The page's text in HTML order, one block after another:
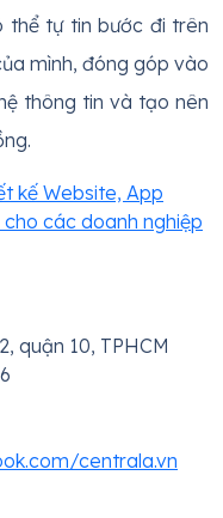
thể tự tin bước đi trên
mình, đóng góp vào
thông tin và tạo nên
kế Website, App
các doanh nghiệp
quận 10, TPHCM
centrala.vn